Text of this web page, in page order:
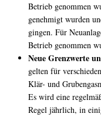
Betrieb genommen
genehmigt wurden
gingen. Für
Betrieb genommen
Neue Grenzwerte
gelten für
Klär- und
Es wird eine
Regel jährlich, in